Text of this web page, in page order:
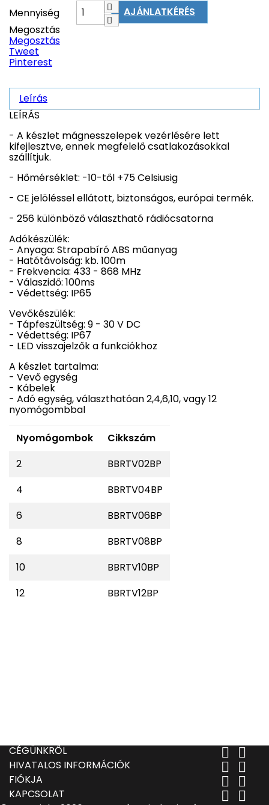
Mennyiség
AJÁNLATKÉRÉS
Megosztás
Megosztás
Tweet
Pinterest
Leírás
LEÍRÁS
- A készlet mágnesszelepek vezérlésére lett
kifejlesztve, ennek megfelelő csatlakozásokkal
szállítjuk.
- Hőmérséklet: -10-től +75 Celsiusig
- CE jelöléssel ellátott, biztonságos, európai termék.
- 256 különböző választható rádiócsatorna
Adókészülék:
- Anyaga: Strapabíró ABS műanyag
- Hatótávolság: kb. 100m
- Frekvencia: 433 - 868 MHz
- Válaszidő: 100ms
- Védettség: IP65
Vevőkészülék:
- Tápfeszültség: 9 - 30 V DC
- Védettség: IP67
- LED visszajelzők a funkciókhoz
A készlet tartalma:
- Vevő egység
- Kábelek
- Adó egység, választhatóan 2,4,6,10, vagy 12
nyomógombbal
Nyomógombok
Cikkszám
2
BBRTV02BP
4
BBRTV04BP
6
BBRTV06BP
8
BBRTV08BP
10
BBRTV10BP
12
BBRTV12BP
CÉGÜNKRŐL  
HIVATALOS INFORMÁCIÓK  
FIÓKJA  
KAPCSOLAT  